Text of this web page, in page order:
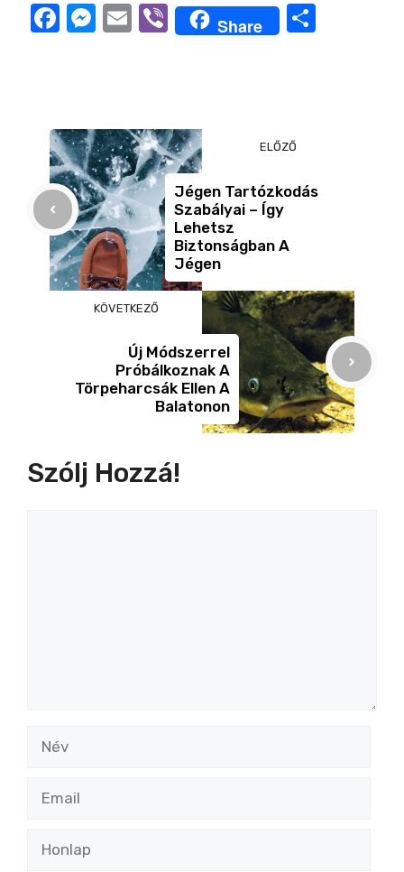
F
b
o
o
k
M
n
g
er
E
Vi
b
Share
g
ELŐZŐ
Jégen Tartózkodás
Szabályai – Így
Lehetsz
Biztonságban A
Jégen
KÖVETKEZŐ
Új Módszerrel
Próbálkoznak A
Törpeharcsák Ellen A
Balatonon
Szólj Hozzá!